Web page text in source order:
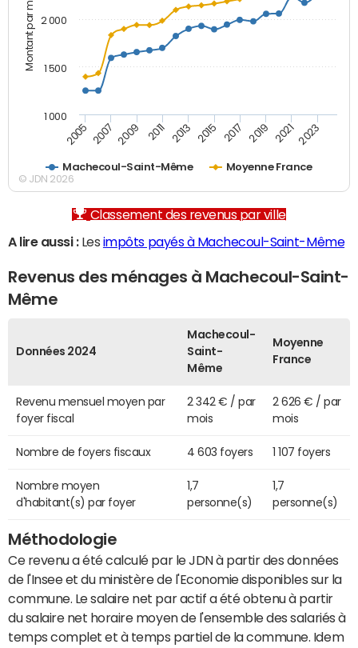
Machecoul-Saint-Même Moyenne France
2005 2007 2009 2011 2013 2015 2017 2019 2021 2023
1 000
1 500
2 000
© JDN 2026
Classement des revenus par ville
A lire aussi :Les impôts payés à Machecoul-Saint-Même
Revenus des ménages à Machecoul-Saint-
Même
Données 2024
Machecoul-
Saint-
Même
Moyenne
France
Revenu mensuel moyen par
foyer fiscal
2 342 € / par
mois
2 626 € / par
mois
Nombre de foyers fiscaux 4 603 foyers 1 107 foyers
Nombre moyen
d'habitant(s) par foyer
1,7
personne(s)
1,7
personne(s)
Méthodologie
Ce revenu a été calculé par le JDN à partir des données
de l'Insee et du ministère de l'Economie disponibles sur la
commune. Le salaire net par actif a été obtenu à partir
du salaire net horaire moyen de l'ensemble des salariés à
temps complet et à temps partiel de la commune. Idem